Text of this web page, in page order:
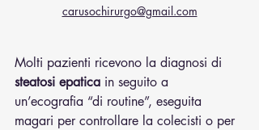
carusochirurgo@gmail.com
Molti pazienti ricevono la diagnosi di
steatosi epatica in seguito a
un’ecografia “di routine”, eseguita
magari per controllare la colecisti o per